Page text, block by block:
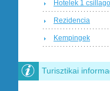
Hotelek 1
Rezidencia
Kempingek
Turisztikai